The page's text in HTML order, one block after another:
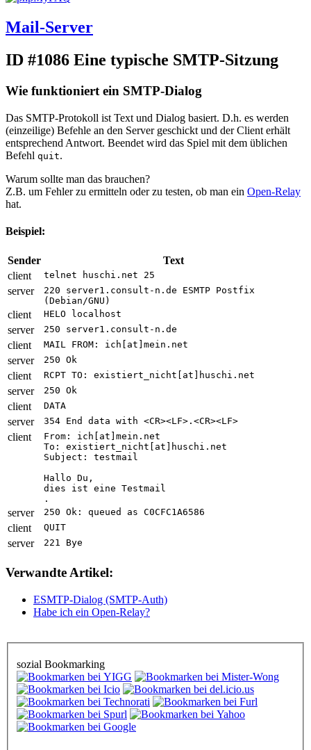
Mail-Server
ID #1086 Eine typische SMTP-Sitzung
Wie funktioniert ein SMTP-Dialog
Das SMTP-Protokoll ist Text und Dialog basiert. D.h. es werden
(einzeilige) Befehle an den Server geschickt und der Client erhält
entsprechend Antwort. Beendet wird das Spiel mit dem üblichen
Befehl quit.
Warum sollte man das brauchen?
Z.B. um Fehler zu ermitteln oder zu testen, ob man ein Open-Relay
hat.
Beispiel:
Sender
Text
client
telnet huschi.net 25
server
220 server1.consult-n.de ESMTP Postfix
(Debian/GNU)
client HELO localhost
server 250 server1.consult-n.de
client MAIL FROM: ich[at]mein.net
server 250 Ok
client RCPT TO: existiert_nicht[at]huschi.net
server 250 Ok
client DATA
server 354 End data with <CR><LF>.<CR><LF>
client
From: ich[at]mein.net
To: existiert_nicht[at]huschi.net
Subject: testmail
Hallo Du,
dies ist eine Testmail
.
server 250 Ok: queued as C0CFC1A6586
client QUIT
server 221 Bye
Verwandte Artikel:
ESMTP-Dialog (SMTP-Auth)
Habe ich ein Open-Relay?
sozial Bookmarking